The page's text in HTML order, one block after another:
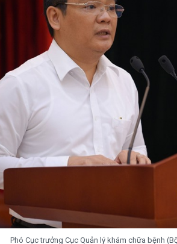
Phó Cục trưởng Cục Quản lý khám chữa bệnh